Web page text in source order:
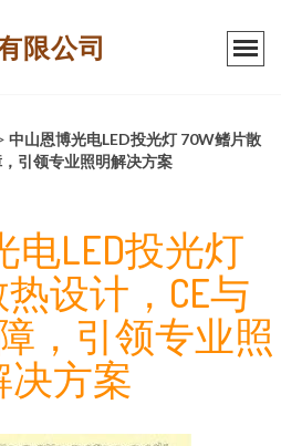
限公司
中山恩博光电LED投光灯 70W鳍片散
引领专业照明解决方案
电LED投光灯
设计，CE与
，引领专业照
决方案